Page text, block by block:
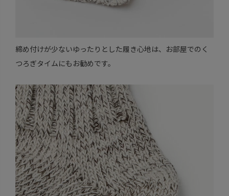
締め付けが少ないゆったりとした履き心地は、お部屋でのく
つろぎタイムにもお勧めです。